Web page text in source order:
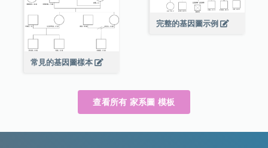
完整的基因圖示例
常見的基因圖樣本
查看所有 家系圖 模板